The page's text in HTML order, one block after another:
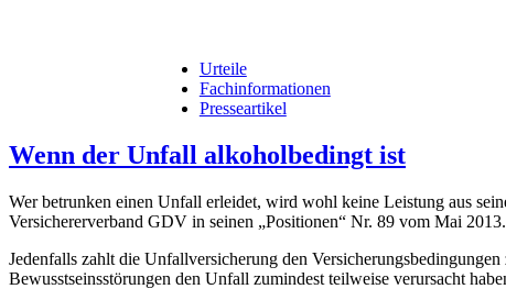
Urteile
Fachinformationen
Presseartikel
Wenn der Unfall alkoholbedingt ist
Wer betrunken einen Unfall erleidet, wird wohl keine Leistung aus
Versichererverband GDV in seinen „Positionen“ Nr. 89 vom Mai 2013.
Jedenfalls zahlt die Unfallversicherung den
Bewusstseinsstörungen den Unfall zumindest teilweise verursacht